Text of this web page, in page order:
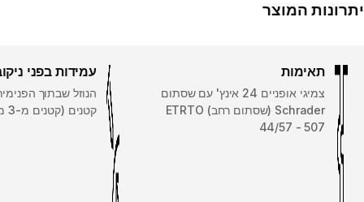
יתרונות המוצר
תאימות
צמיגי אופניים 24 אינץ' עם שסתום
Schrader (שסתום רחב) ETRTO
44/57 - 507
עמידות בפני
הנוזל שבתוך
קטנים (קטנים מ-3 מ"מ).